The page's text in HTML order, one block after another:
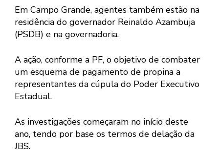
Em Campo Grande, agentes também estão na
residência do governador Reinaldo Azambuja
(PSDB) e na governadoria.
A ação, conforme a PF, o objetivo de combater
um esquema de pagamento de propina a
representantes da cúpula do Poder Executivo
Estadual.
As investigações começaram no início deste
ano, tendo por base os termos de delação da
JBS.